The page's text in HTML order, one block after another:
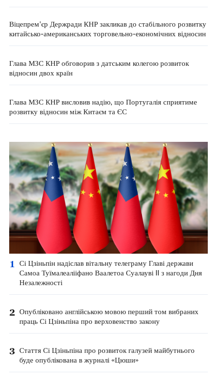
Віцепрем'єр Держради КНР закликав до стабільного розвитку
китайсько-американських торговельно-економічних відносин
Глава МЗС КНР обговорив з датським колегою розвиток
відносин двох країн
Глава МЗС КНР висловив надію, що Португалія сприятиме
розвитку відносин між Китаєм та ЄС
1
Сі Цзіньпін надіслав вітальну телеграму Главі держави
Самоа Туїмалеалііфано Ваалетоа Суалауві II з нагоди Дня
Незалежності
2 Опубліковано англійською мовою перший том вибраних
праць Сі Цзіньпіна про верховенство закону
3 Стаття Сі Цзіньпіна про розвиток галузей майбутнього
буде опублікована в журналі «Цюши»